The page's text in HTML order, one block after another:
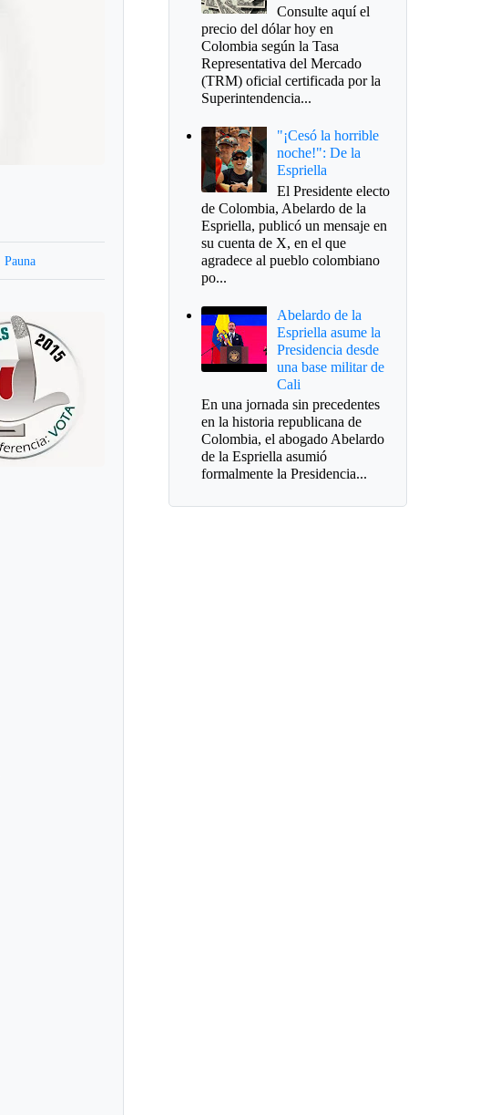
,Pauna
Consulte aquí el
precio del dólar hoy en
Colombia según la Tasa
Representativa del Mercado
(TRM) oficial certificada por la
Superintendencia...
"¡Cesó la horrible
noche!": De la
Espriella
El Presidente electo
de Colombia, Abelardo de la
Espriella, publicó un mensaje en
su cuenta de X, en el que
agradece al pueblo colombiano
po...
Abelardo de la
Espriella asume la
Presidencia desde
una base militar de
Cali
En una jornada sin precedentes
en la historia republicana de
Colombia, el abogado Abelardo
de la Espriella asumió
formalmente la Presidencia...